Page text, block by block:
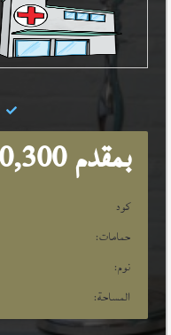
بمقدم 1,910,300
كود
حمامات:
نوم:
المساحة: